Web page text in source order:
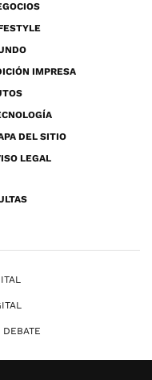
IMPRESA
DEL SITIO
LEGAL